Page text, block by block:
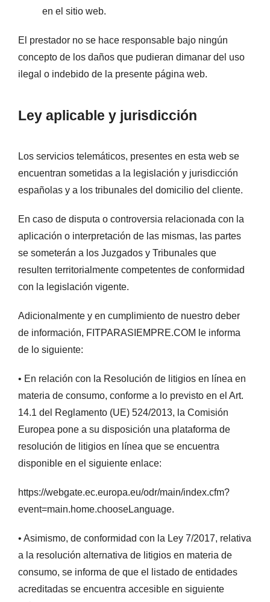
en el sitio web.
El prestador no se hace responsable bajo ningún
concepto de los daños que pudieran dimanar del uso
ilegal o indebido de la presente página web.
Ley aplicable y jurisdicción
Los servicios telemáticos, presentes en esta web se
encuentran sometidas a la legislación y jurisdicción
españolas y a los tribunales del domicilio del cliente.
En caso de disputa o controversia relacionada con la
aplicación o interpretación de las mismas, las partes
se someterán a los Juzgados y Tribunales que
resulten territorialmente competentes de conformidad
con la legislación vigente.
Adicionalmente y en cumplimiento de nuestro deber
de información, FITPARASIEMPRE.COM le informa
de lo siguiente:
• En relación con la Resolución de litigios en línea en
materia de consumo, conforme a lo previsto en el Art.
14.1 del Reglamento (UE) 524/2013, la Comisión
Europea pone a su disposición una plataforma de
resolución de litigios en línea que se encuentra
disponible en el siguiente enlace:
https://webgate.ec.europa.eu/odr/main/index.cfm?
event=main.home.chooseLanguage.
• Asimismo, de conformidad con la Ley 7/2017, relativa
a la resolución alternativa de litigios en materia de
consumo, se informa de que el listado de entidades
acreditadas se encuentra accesible en siguiente